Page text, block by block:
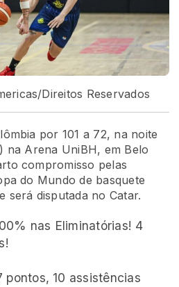
Direitos Reservados
por 101 a 72, na noite
na Arena UniBH, em Belo
compromisso pelas
do Mundo de basquete
será disputada no Catar.
nas Eliminatórias! 4
pontos, 10 assistências